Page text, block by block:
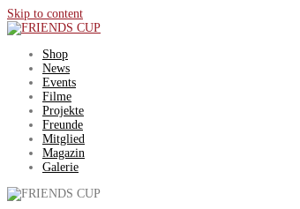
Skip to content
Shop
News
Events
Filme
Projekte
Freunde
Mitglied
Magazin
Galerie